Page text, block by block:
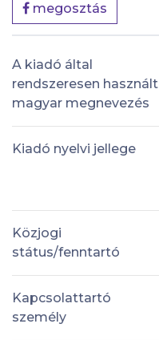
megosztás
A kiadó által
rendszeresen használt
magyar megnevezés
Kiadó nyelvi jellege
Közjogi
státus/fenntartó
Kapcsolattartó
személy